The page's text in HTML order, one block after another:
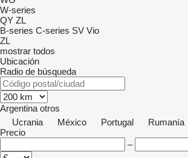
W-series
QY ZL
B-series C-series SV Vio
ZL
mostrar todos
Ubicación
Radio de búsqueda
Argentina otros
Ucrania
México Portugal Rumanía
Precio
–